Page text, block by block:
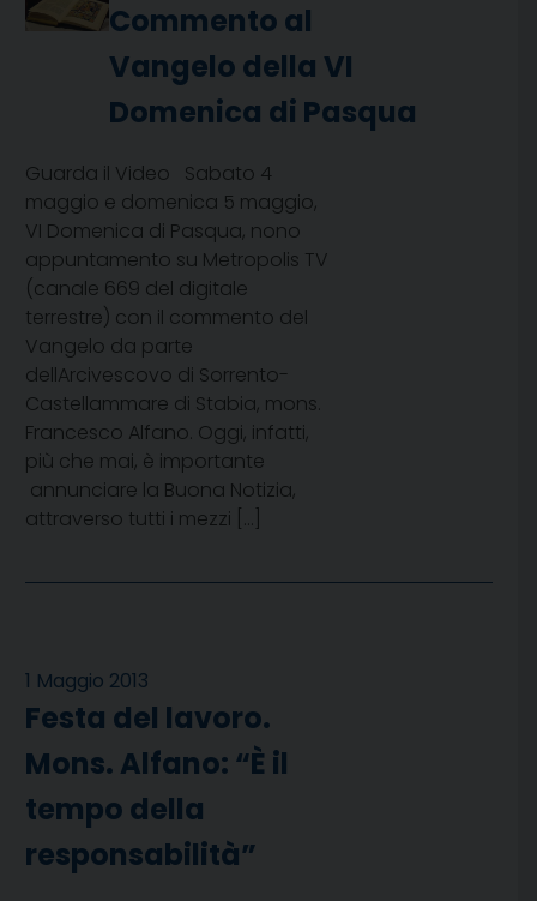
Commento al
Vangelo della VI
Domenica di Pasqua
Guarda il Video Sabato 4
maggio e domenica 5 maggio,
VI Domenica di Pasqua, nono
appuntamento su Metropolis TV
(canale 669 del digitale
terrestre) con il commento del
Vangelo da parte
dellArcivescovo di Sorrento-
Castellammare di Stabia, mons.
Francesco Alfano. Oggi, infatti,
più che mai, è importante
annunciare la Buona Notizia,
attraverso tutti i mezzi […]
1 Maggio 2013
Festa del lavoro.
Mons. Alfano: “È il
tempo della
responsabilità”